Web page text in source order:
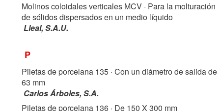
Molinos coloidales verticales MCV · Para la molturación
de sólidos dispersados en un medio líquido
Lleal, S.A.U.
P
Piletas de porcelana 135 · Con un diámetro de salida de
63 mm
Carlos Árboles, S.A.
Piletas de porcelana 136 · De 150 X 300 mm